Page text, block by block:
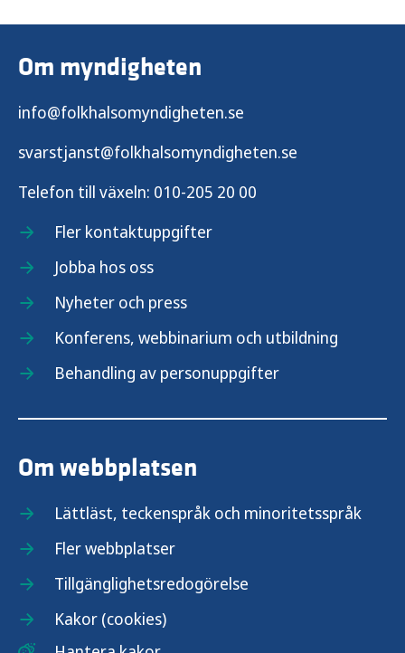
Om myndigheten
info@folkhalsomyndigheten.se
svarstjanst@folkhalsomyndigheten.se
Telefon till växeln: 010-205 20 00
Fler kontaktuppgifter
Jobba hos oss
Nyheter och press
Konferens, webbinarium och utbildning
Behandling av personuppgifter
Om webbplatsen
Lättläst, teckenspråk och minoritetsspråk
Fler webbplatser
Tillgänglighetsredogörelse
Kakor (cookies)